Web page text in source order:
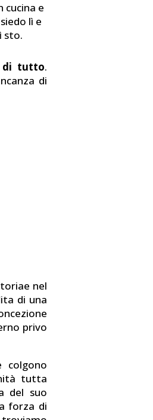
cucina e
lì e
sto.
di tutto.
di
nel
di una
privo
colgono
tutta
del suo
forza di